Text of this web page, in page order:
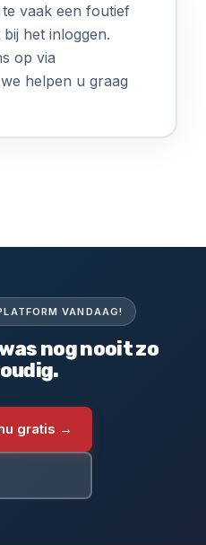
vaak een foutief
het inloggen.
op via
helpen u graag
VANDAAG!
nog nooit zo
gratis →